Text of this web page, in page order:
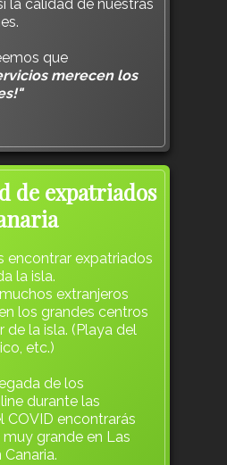
la calidad de nuestras
que
merecen los
de expatriados
encontrar expatriados
la isla.
extranjeros
los grandes centros
de la isla. (Playa del
etc.)
de los
durante las
COVID encontrarás
grande en Las
Canaria.